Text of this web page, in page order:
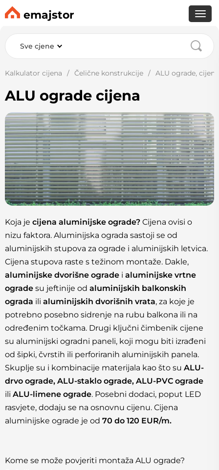
emajstor
Kalkulator cijena Čelične konstrukcije ALU ograde, cijena
Sve cjene
ALU ograde cijena
Koja je cijena aluminijske ograde? Cijena ovisi o
nizu faktora. Aluminijska ograda sastoji se od
aluminijskih stupova za ograde i aluminijskih letvica.
Cijena stupova raste s težinom montaže. Dakle,
aluminijske dvorišne ograde i aluminijske vrtne
ograde su jeftinije od aluminijskih balkonskih
ograda ili aluminijskih dvorišnih vrata, za koje je
potrebno posebno sidrenje na rubu balkona ili na
određenim točkama. Drugi ključni čimbenik cijene
su aluminijski ogradni paneli, koji mogu biti izrađeni
od šipki, čvrstih ili perforiranih aluminijskih panela.
Skuplje su i kombinacije materijala kao što su ALU-
drvo ograde, ALU-staklo ograde, ALU-PVC ograde
ili ALU-limene ograde. Posebni dodaci, poput LED
rasvjete, dodaju se na osnovnu cijenu. Cijena
aluminijske ograde je od 70 do 120 EUR/m.
Kome se može povjeriti montaža ALU ograde?